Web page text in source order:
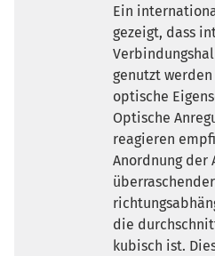
Ein
gezeigt, dass
genutzt
optische
Optische
reagieren
Anordnung der
die
kubisch ist.